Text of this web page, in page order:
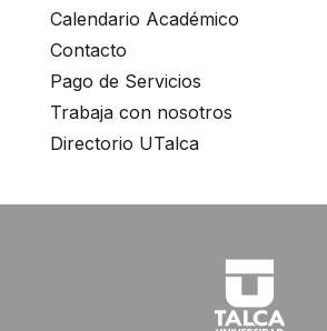
Calendario Académico
Contacto
Pago de Servicios
Trabaja con nosotros
Directorio UTalca